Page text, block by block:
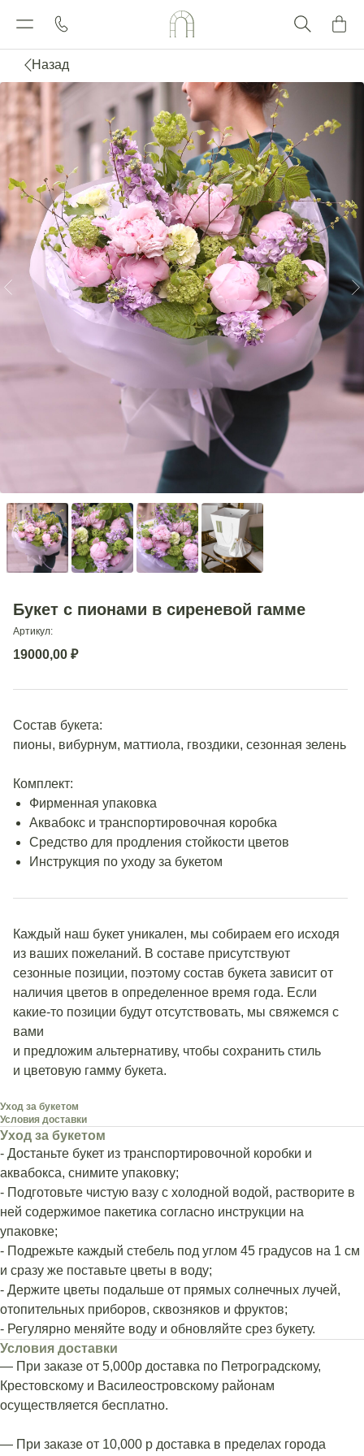
Назад
Букет с пионами в сиреневой гамме
Артикул:
19000,00 ₽
Состав букета:
пионы, вибурнум, маттиола, гвоздики, сезонная зелень
Комплект:
Фирменная упаковка
Аквабокс и транспортировочная коробка
Средство для продления стойкости цветов
Инструкция по уходу за букетом
Каждый наш букет уникален, мы собираем его исходя
из ваших пожеланий. В составе присутствуют
сезонные позиции, поэтому состав букета зависит от
наличия цветов в определенное время года. Если
какие-то позиции будут отсутствовать, мы свяжемся с
вами
и предложим альтернативу, чтобы сохранить стиль
и цветовую гамму букета.
Уход за букетом
Условия доставки
Уход за букетом
- Достаньте букет из транспортировочной коробки и
аквабокса, снимите упаковку;
- Подготовьте чистую вазу с холодной водой, растворите в
ней содержимое пакетика согласно инструкции на
упаковке;
- Подрежьте каждый стебель под углом 45 градусов на 1 см
и сразу же поставьте цветы в воду;
- Держите цветы подальше от прямых солнечных лучей,
отопительных приборов, сквозняков и фруктов;
- Регулярно меняйте воду и обновляйте срез букету.
Условия доставки
— При заказе от 5,000р доставка по Петроградскому,
Крестовскому и Василеостровскому районам
осуществляется бесплатно.
— При заказе от 10,000 р доставка в пределах города